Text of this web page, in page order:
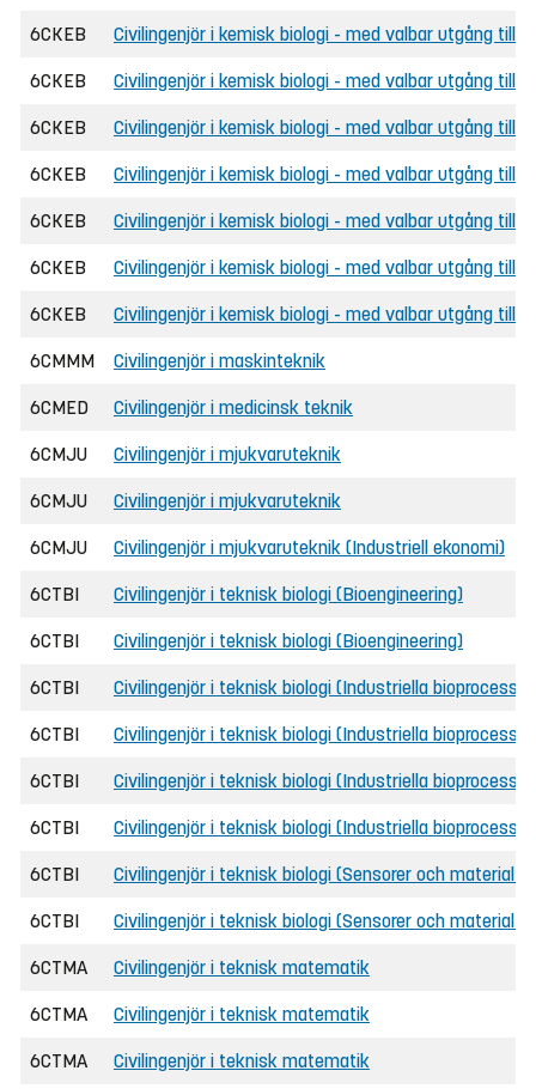
6CKEB Civilingenjör i kemisk biologi - med valbar utgång till
6CKEB Civilingenjör i kemisk biologi - med valbar utgång till
6CKEB Civilingenjör i kemisk biologi - med valbar utgång till
6CKEB Civilingenjör i kemisk biologi - med valbar utgång till
6CKEB Civilingenjör i kemisk biologi - med valbar utgång till
6CKEB Civilingenjör i kemisk biologi - med valbar utgång till
6CKEB Civilingenjör i kemisk biologi - med valbar utgång till
6CMMM Civilingenjör i maskinteknik
6CMED Civilingenjör i medicinsk teknik
6CMJU Civilingenjör i mjukvaruteknik
6CMJU Civilingenjör i mjukvaruteknik
6CMJU Civilingenjör i mjukvaruteknik (Industriell ekonomi)
6CTBI Civilingenjör i teknisk biologi (Bioengineering)
6CTBI Civilingenjör i teknisk biologi (Bioengineering)
6CTBI Civilingenjör i teknisk biologi (Industriella
6CTBI Civilingenjör i teknisk biologi (Industriella
6CTBI Civilingenjör i teknisk biologi (Industriella
6CTBI Civilingenjör i teknisk biologi (Industriella
6CTBI Civilingenjör i teknisk biologi (Sensorer och material i
6CTBI Civilingenjör i teknisk biologi (Sensorer och material i
6CTMA Civilingenjör i teknisk matematik
6CTMA Civilingenjör i teknisk matematik
6CTMA Civilingenjör i teknisk matematik